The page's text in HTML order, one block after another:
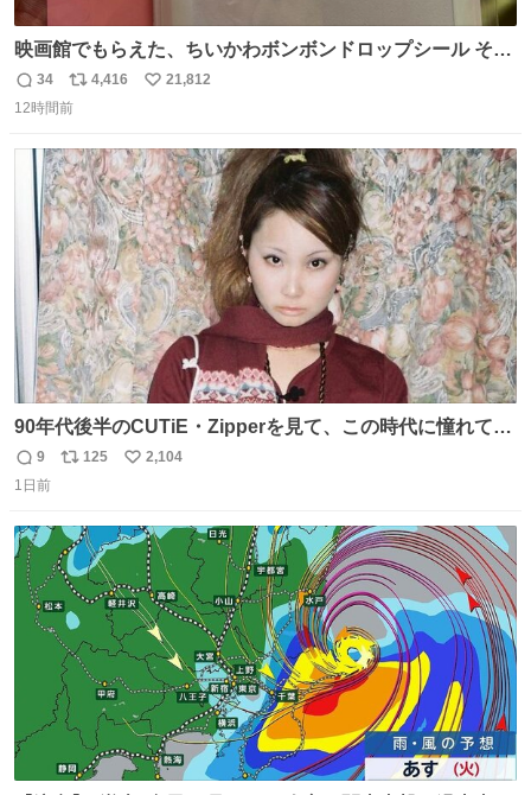
映画館でもらえた、ちいかわボンボンドロップシール その
ままキーホルダーにして使いたいって人まずキャンドゥに
行きな 何も加工せずにキーホルダーになるケースあるか
返
信
34
リ
ポ
ト
数
4,416
い
数
21,812
12時間前
90年代後半のCUTiE・Zipperを見て、この時代に憧れて
「令和」に再現した22歳🍓 身につけてるものは全て90年代
後半のお洋服❤︎
返
信
9
リ
ト
数
125
い
数
2,104
1日前